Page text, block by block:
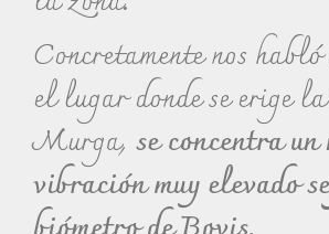
Concretamente nos habló
el lugar donde se erige
Murga, seconcentra
vibración muy elevado